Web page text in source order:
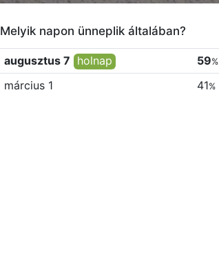
Melyik napon ünneplik általában?
augusztus 7 holnap 59%
március 1 41%